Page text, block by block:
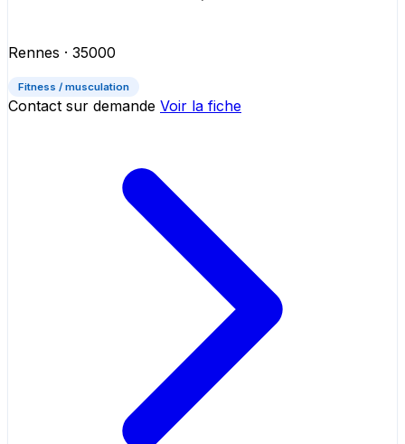
Rennes · 35000
Fitness / musculation
Contact sur demande Voir la fiche